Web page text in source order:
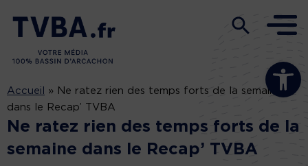
Ouvrir la
Accueil » Ne ratez rien des temps forts de la semaine
dans le Recap’ TVBA
Ne ratez rien des temps forts de la
semaine dans le Recap’ TVBA